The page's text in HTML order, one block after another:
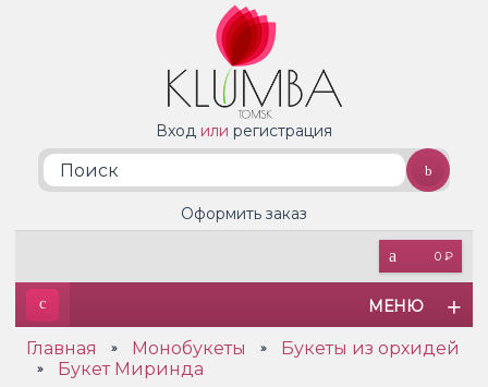
Вход или регистрация
0 ₽
Оформить заказ
МЕНЮ
Главная » Монобукеты » Букеты из орхидей
» Букет Миринда